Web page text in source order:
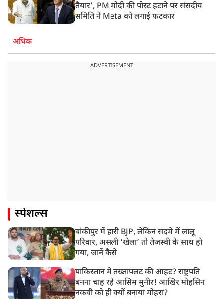
तैयार’, PM मोदी की पोस्ट हटाने पर संसदीय
समिति ने Meta को लगाई फटकार
अधिक
ADVERTISEMENT
स्पेशल्स
बांकीपुर में हारी BJP, लेकिन सदमे में लालू
परिवार, असली ‘खेला’ तो तेजस्वी के साथ हो
गया, जानें कैसे
पाकिस्तान में तख्तापलट की आहट? राष्ट्रपति
बनना चाह रहे आसिम मुनीर! आखिर मोहसिन
नकवी को ही क्यों बनाया मोहरा?